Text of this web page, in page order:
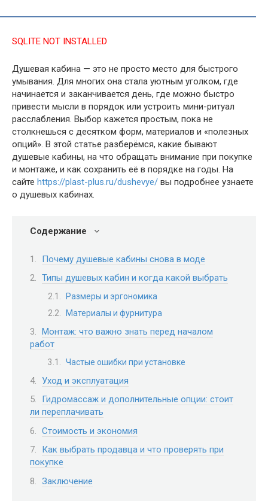
SQLITE NOT INSTALLED
Душевая кабина — это не просто место для быстрого
умывания. Для многих она стала уютным уголком, где
начинается и заканчивается день, где можно быстро
привести мысли в порядок или устроить мини-ритуал
расслабления. Выбор кажется простым, пока не
столкнешься с десятком форм, материалов и «полезных
опций». В этой статье разберёмся, какие бывают
душевые кабины, на что обращать внимание при покупке
и монтаже, и как сохранить её в порядке на годы. На
сайте https://plast-plus.ru/dushevye/ вы подробнее узнаете
о душевых кабинах.
Содержание
Почему душевые кабины снова в моде
Типы душевых кабин и когда какой выбрать
Размеры и эргономика
Материалы и фурнитура
Монтаж: что важно знать перед началом
работ
Частые ошибки при установке
Уход и эксплуатация
Гидромассаж и дополнительные опции: стоит
ли переплачивать
Стоимость и экономия
Как выбрать продавца и что проверять при
покупке
Заключение